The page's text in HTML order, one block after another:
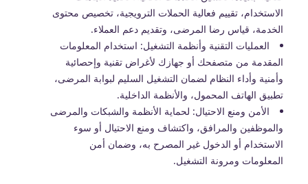
الاستخدام، تقييم فعالية الحملات الترويجية، تخصيص محتوى
الخدمة، قياس رضا المرضى، وتقديم دعم العملاء.
العمليات التقنية وأنظمة التشغيل: استخدام المعلومات
المقدمة من متصفحك أو جهازك لأغراض تقنية وإحصائية
وأمنية وأداء النظام لضمان التشغيل السليم لبوابة المرضى،
تطبيق الهاتف المحمول، والأنظمة الداخلية.
الأمن ومنع الاحتيال: لحماية الأنظمة والشبكات والمرضى
والموظفين والمرافق، واكتشاف ومنع الاحتيال أو سوء
الاستخدام أو الدخول غير المصرح به، وضمان أمن
المعلومات ومرونة التشغيل.